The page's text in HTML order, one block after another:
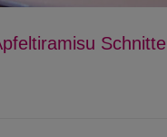
Schnitte